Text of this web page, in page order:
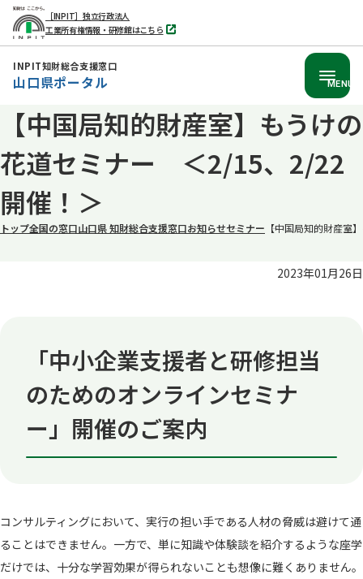
へ
動
［INPIT］独立行政法人
工業所有権情報・研修館はこちら
別
タ
INPIT知財総合支援窓口
山口県ポータル MENU
【中国局知的財産室】もうけの
花道セミナー ＜2/15、2/22
開催！＞
トップ全国の窓口山口県 知財総合支援窓口お知らせセミナー 【中国局知的財産
2023年01月26日
「中小企業支援者と研修担当
のためのオンラインセミナ
ー」開催のご案内
コンサルティングにおいて、実行の担い手である人材の脅威は避けて通
ることはできません。一方で、単に知識や体験談を紹介するような座学
だけでは、十分な学習効果が得られないことも想像に難くありません。